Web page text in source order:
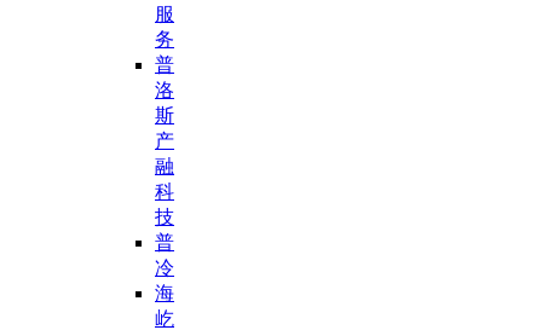
服
务
普
洛
斯
产
融
科
技
普
冷
海
屹